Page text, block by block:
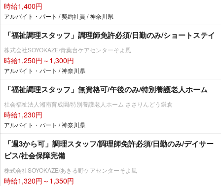
時給1,400円
アルバイト・パート / 契約社員 / 神奈川県
「福祉調理スタッフ」調理師免許必須/日勤のみ/ショートステイ
株式会社SOYOKAZE/青葉台ケアセンターそよ風
時給1,250円～1,300円
アルバイト・パート / 神奈川県
「福祉調理スタッフ」無資格可/午後のみ/特別養護老人ホーム
社会福祉法人湘南育成園/特別養護老人ホーム ささりんどう鎌倉
時給1,230円
アルバイト・パート / 神奈川県
「週3から可」調理スタッフ/調理師免許必須/日勤のみ/デイサー
ビス/社会保障完備
株式会社SOYOKAZE/あきる野ケアセンターそよ風
時給1,320円～1,350円